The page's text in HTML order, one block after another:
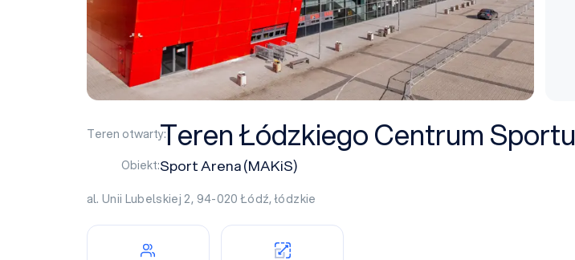
Teren otwarty:Teren Łódzkiego Centrum Sportu
Obiekt:Sport Arena (MAKiS)
al. Unii Lubelskiej 2, 94-020Łódź,łódzkie